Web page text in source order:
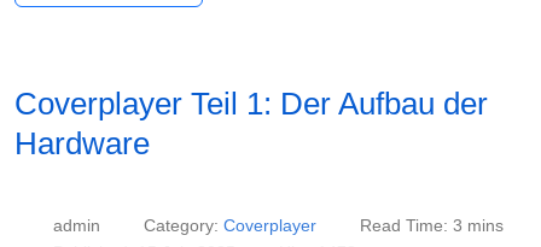
Hardware
admin Category:Coverplayer
Read Time: 3 mins
Published: 15 July 2025
Aufbau im Detail.